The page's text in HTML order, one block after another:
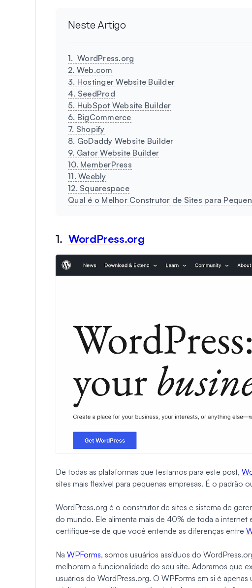
Neste Artigo
1. WordPress.org
2. Web.com
3. Hostinger Website Builder
4. SeedProd
5. HubSpot Website Builder
6. BigCommerce
7. Shopify
8. GoDaddy Website Builder
9. Gator Website Builder
10. MemberPress
11. Weebly
12. Squarespace
Qual é o Melhor Construtor de Sites para
1. WordPress.org
De todas as plataformas que testamos para este post,
sites mais flexível para pequenas empresas. É o padrão
WordPress.org é o construtor de sites e sistema de
do mundo. Ele alimenta mais de 40% de toda a internet
certifique-se de que você entende as diferenças entre
Na WPForms, somos usuários assíduos do
melhoram a funcionalidade do seu site. Adoramos que
usuários do WordPress.org. O WPForms em si é